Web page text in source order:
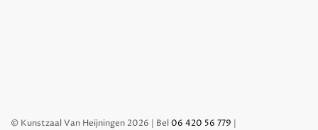
© Kunstzaal Van Heijningen 2026 | Bel 06 420 56 779 |